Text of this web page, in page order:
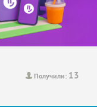
Получили: 13